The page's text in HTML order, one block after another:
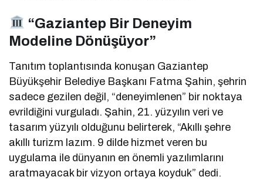
“Gaziantep Bir Deneyim
Modeline Dönüşüyor”
Tanıtım toplantısında konuşan Gaziantep
Büyükşehir Belediye Başkanı Fatma Şahin, şehrin
sadece gezilen değil, “deneyimlenen” bir noktaya
evrildiğini vurguladı. Şahin, 21. yüzyılın veri ve
tasarım yüzyılı olduğunu belirterek, “Akıllı şehre
akıllı turizm lazım. 9 dilde hizmet veren bu
uygulama ile dünyanın en önemli yazılımlarını
aratmayacak bir vizyon ortaya koyduk” dedi.